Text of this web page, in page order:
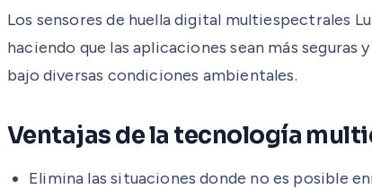
Los sensores de huella digital multiespectrales
haciendo que las aplicaciones sean más
bajo diversas condiciones ambientales.
Ventajas de la tecnología
Elimina las situaciones donde no es posible